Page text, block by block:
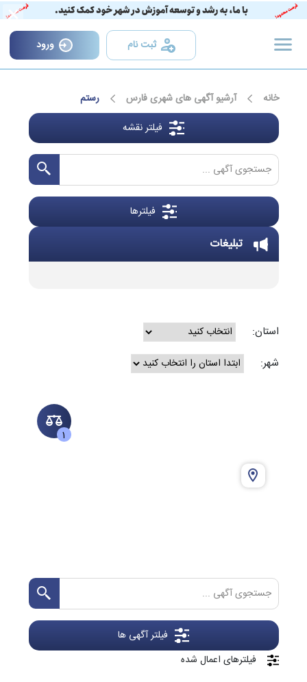
×
ثبت نام ورود
خانه آرشیو آگهی های شهری فارس
رستم
فیلتر نقشه
فیلترها
تبلیغات
استان:
شهر:
1
فیلتر آگهی ها
فیلترهای اعمال شده